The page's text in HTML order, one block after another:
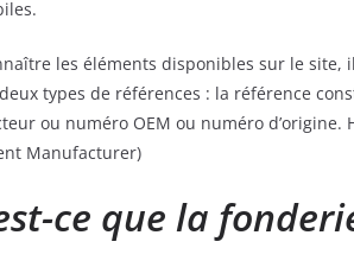
les éléments disponibles sur le
types de références : la référence
ou numéro OEM ou numéro
Manufacturer)
ce que la